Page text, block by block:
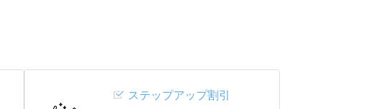
ステップアップ割引